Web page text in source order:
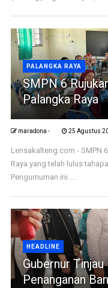
PALANGKA RAYA
SMPN 6
Palangka Raya
maradona - 25 Agustus
Lensakalteng.com - SMPN
Raya yang telah lulus
Pengumuman ini ...
HEADLINE
Gubernur
Penanganan